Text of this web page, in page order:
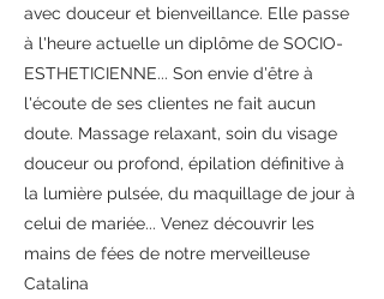
avec douceur et bienveillance. Elle passe
à l'heure actuelle un diplôme de SOCIO-
ESTHETICIENNE... Son envie d'être à
l'écoute de ses clientes ne fait aucun
doute. Massage relaxant, soin du visage
douceur ou profond, épilation définitive à
la lumière pulsée, du maquillage de jour à
celui de mariée... Venez découvrir les
mains de fées de notre merveilleuse
Catalina